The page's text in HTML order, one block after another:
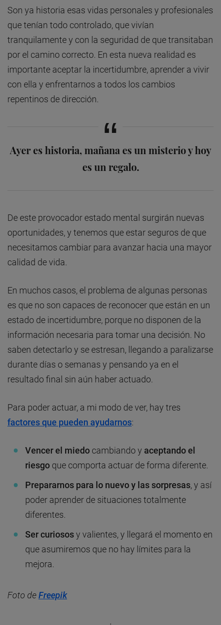
Son ya historia esas vidas personales y profesionales
que tenían todo controlado, que vivían
tranquilamente y con la seguridad de que transitaban
por el camino correcto. En esta nueva realidad es
importante aceptar la incertidumbre, aprender a vivir
con ella y enfrentarnos a todos los cambios
repentinos de dirección.
Ayer es historia, mañana es un misterio y hoy
es un regalo.
De este provocador estado mental surgirán nuevas
oportunidades, y tenemos que estar seguros de que
necesitamos cambiar para avanzar hacia una mayor
calidad de vida.
En muchos casos, el problema de algunas personas
es que no son capaces de reconocer que están en un
estado de incertidumbre, porque no disponen de la
información necesaria para tomar una decisión. No
saben detectarlo y se estresan, llegando a paralizarse
durante días o semanas y pensando ya en el
resultado final sin aún haber actuado.
Para poder actuar, a mi modo de ver, hay tres
factores que pueden ayudarnos:
Vencer el miedo cambiando y aceptando el
riesgo que comporta actuar de forma diferente.
Prepararnos para lo nuevo y las sorpresas, y así
poder aprender de situaciones totalmente
diferentes.
Ser curiososy valientes, y llegará el momento en
que asumiremos que no hay límites para la
mejora.
Foto deFreepik